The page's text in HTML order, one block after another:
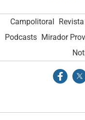
Campolitoral
Podcasts Mirador